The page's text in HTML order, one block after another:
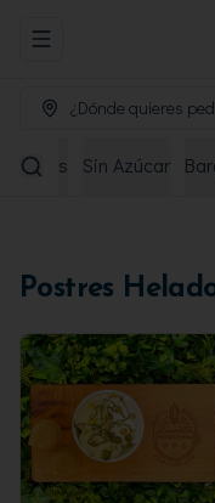
Abrir menu de
¿Dónde quieres
Sin Azúcar
Postres